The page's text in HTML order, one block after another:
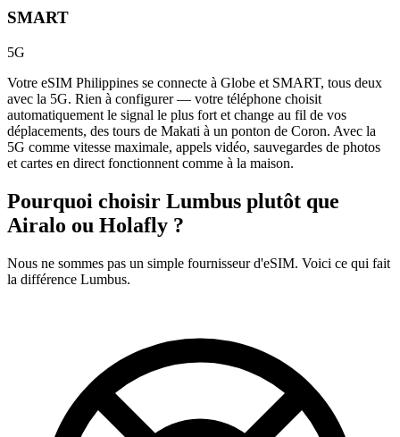
SMART
5G
Votre eSIM Philippines se connecte à Globe et SMART, tous deux
avec la 5G. Rien à configurer — votre téléphone choisit
automatiquement le signal le plus fort et change au fil de vos
déplacements, des tours de Makati à un ponton de Coron. Avec la
5G comme vitesse maximale, appels vidéo, sauvegardes de photos
et cartes en direct fonctionnent comme à la maison.
Pourquoi choisir Lumbus plutôt que
Airalo ou Holafly ?
Nous ne sommes pas un simple fournisseur d'eSIM. Voici ce qui fait
la différence Lumbus.